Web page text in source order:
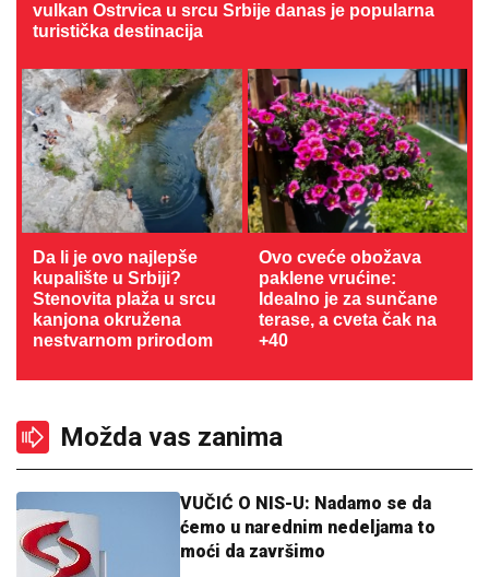
vulkan Ostrvica u srcu Srbije danas je popularna
turistička destinacija
Da li je ovo najlepše
kupalište u Srbiji?
Stenovita plaža u srcu
kanjona okružena
nestvarnom prirodom
Ovo cveće obožava
paklene vrućine:
Idealno je za sunčane
terase, a cveta čak na
+40
Možda vas zanima
VUČIĆ O NIS-U: Nadamo se da
ćemo u narednim nedeljama to
moći da završimo